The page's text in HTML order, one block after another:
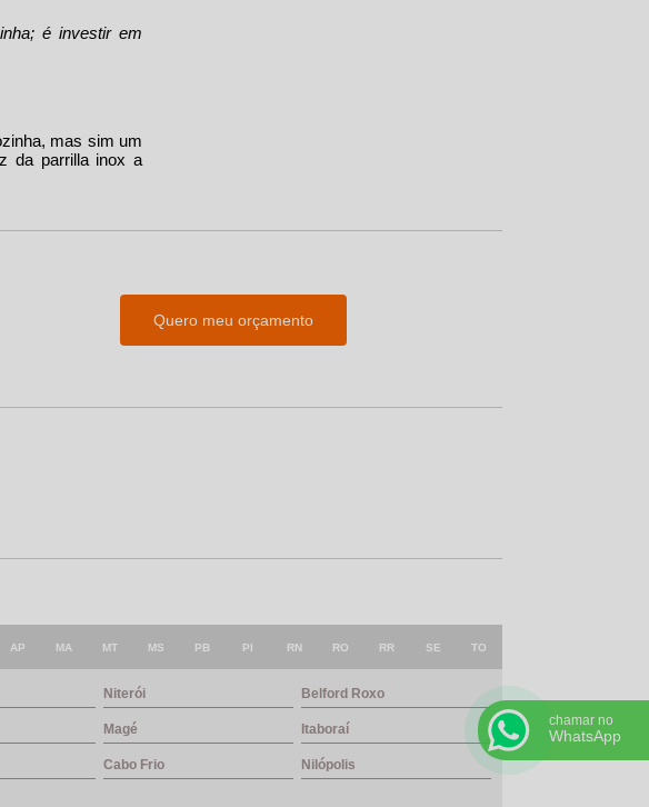
é investir em
mas sim um
da parrilla inox a
Quero meu orçamento
AP MA MT MS PB PI RN RO RR SE TO
Niterói Belford Roxo
Magé Itaboraí
Cabo Frio Nilópolis
chamar no
WhatsApp